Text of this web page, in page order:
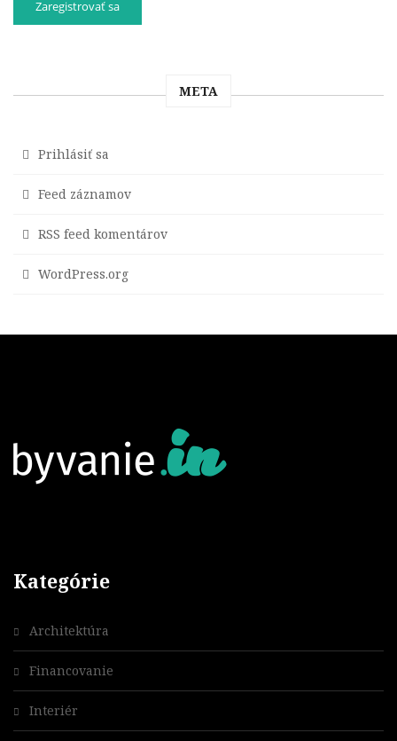
META
Prihlásiť sa
Feed záznamov
RSS feed komentárov
WordPress.org
Kategórie
Architektúra
Financovanie
Interiér